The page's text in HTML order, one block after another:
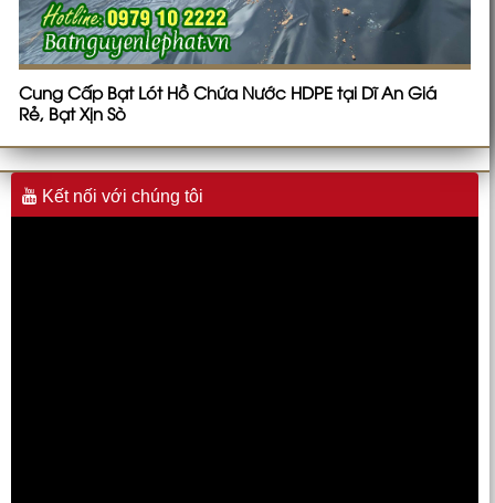
Cung Cấp Bạt Lót Hồ Chứa Nước HDPE tại Dĩ An Giá
Rẻ, Bạt Xịn Sò
Kết nối với chúng tôi